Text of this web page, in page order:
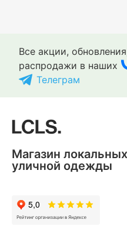
Все акции,
распродажи в наших
Телеграм
Магазин
уличной одежды